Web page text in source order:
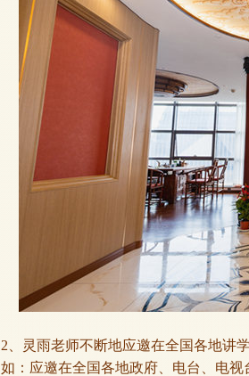
2、灵雨老师不断地应邀在全国各地讲
如：应邀在全国各地政府、电台、电